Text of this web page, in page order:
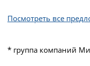
Посмотреть все
* группа компаний